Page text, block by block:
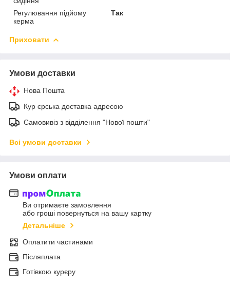
Регулювання підйому
керма
Так
Приховати
Умови доставки
Нова Пошта
Кур єрська доставка адресою
Самовивіз з відділення "Нової пошти"
Всі умови доставки
Умови оплати
Ви отримаєте замовлення
або гроші повернуться на вашу картку
Детальніше
Оплатити частинами
Післяплата
Готівкою курєру